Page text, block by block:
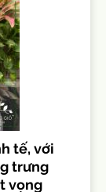
tế, với
trưng
vọng